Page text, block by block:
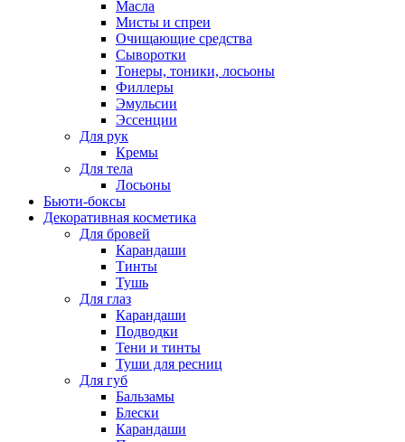
Масла
Мисты и спреи
Очищающие средства
Сыворотки
Тонеры, тоники, лосьоны
Филлеры
Эмульсии
Эссенции
Для рук
Кремы
Для тела
Лосьоны
Бьюти-боксы
Декоративная косметика
Для бровей
Карандаши
Тинты
Тушь
Для глаз
Карандаши
Подводки
Тени и тинты
Туши для ресниц
Для губ
Бальзамы
Блески
Карандаши